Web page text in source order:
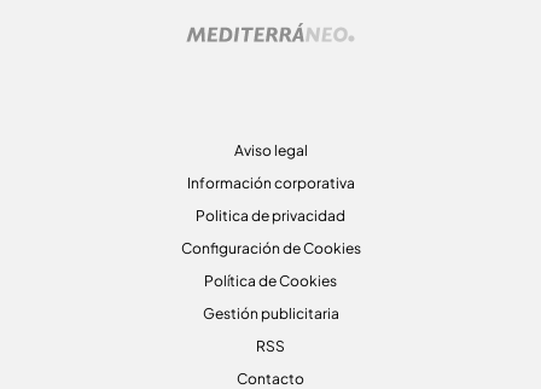
Aviso legal
Información corporativa
Politica de privacidad
Configuración de Cookies
Política de Cookies
Gestión publicitaria
RSS
Contacto